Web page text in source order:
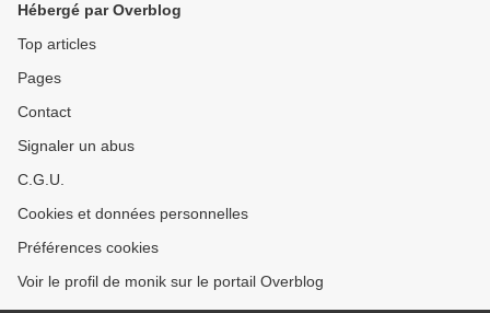
Hébergé par Overblog
Top articles
Pages
Contact
Signaler un abus
C.G.U.
Cookies et données personnelles
Préférences cookies
Voir le profil de monik sur le portail Overblog